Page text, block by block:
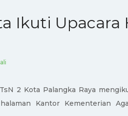
Ikuti Upacara
2 Kota Palangka Raya
Kantor Kementerian